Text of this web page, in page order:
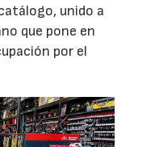
unido a
que pone en
por el